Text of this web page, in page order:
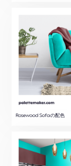
Rosewood Sofaの配色